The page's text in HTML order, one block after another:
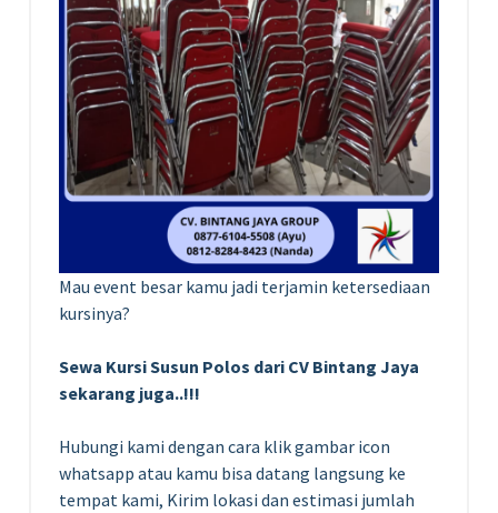
Mau event besar kamu jadi terjamin ketersediaan
kursinya?
Sewa Kursi Susun Polos dari CV Bintang Jaya
sekarang juga..!!!
Hubungi kami dengan cara klik gambar icon
whatsapp atau kamu bisa datang langsung ke
tempat kami, Kirim lokasi dan estimasi jumlah